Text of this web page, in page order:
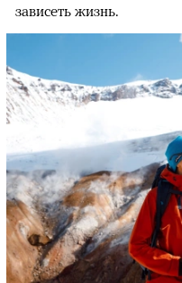
зависеть жизнь.